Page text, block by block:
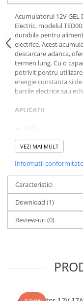
Acumulatorul 12V GEL
Electric, modelul
durabila pentru
electrice. Acest
descarcare adanca,
termen lung. Cu o
potrivit pentru utilizare
energie constanta si
barcile electrice sau
APLICATII
Echipament medical
Energie regenerabila
VEZI MAI MULT
Informatii
Caracteristici
Download (1)
Review-uri(0)